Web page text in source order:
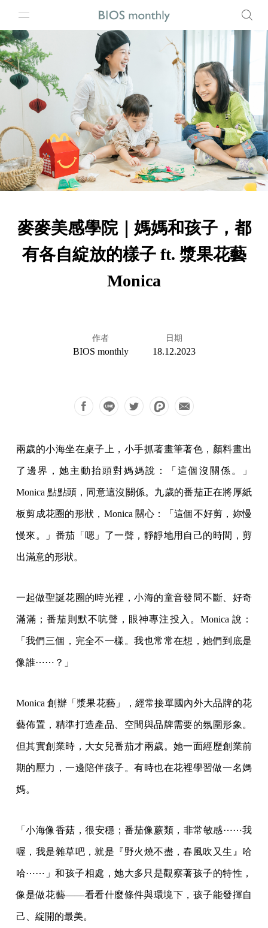
麥麥美感學院｜媽媽和孩子，都
有各自綻放的樣子 ft. 漿果花藝
Monica
作者
BIOS monthly
日期
18.12.2023
兩歲的小海坐在桌子上，小手抓著畫筆著色，顏料畫出
了邊界，她主動抬頭對媽媽說：「這個沒關係。」
Monica 點點頭，同意這沒關係。九歲的番茄正在將厚紙
板剪成花圈的形狀，Monica 關心：「這個不好剪，妳慢
慢來。」番茄「嗯」了一聲，靜靜地用自己的時間，剪
出滿意的形狀。
一起做聖誕花圈的時光裡，小海的童音發問不斷、好奇
滿滿；番茄則默不吭聲，眼神專注投入。Monica 說：
「我們三個，完全不一樣。我也常常在想，她們到底是
像誰⋯⋯？」
Monica 創辦「漿果花藝」，經常接單國內外大品牌的花
藝佈置，精準打造產品、空間與品牌需要的氛圍形象。
但其實創業時，大女兒番茄才兩歲。她一面經歷創業前
期的壓力，一邊陪伴孩子。有時也在花裡學習做一名媽
媽。
「小海像香菇，很安穩；番茄像蕨類，非常敏感⋯⋯我
喔，我是雜草吧，就是『野火燒不盡，春風吹又生』哈
哈⋯⋯」和孩子相處，她大多只是觀察著孩子的特性，
像是做花藝——看看什麼條件與環境下，孩子能發揮自
己、綻開的最美。